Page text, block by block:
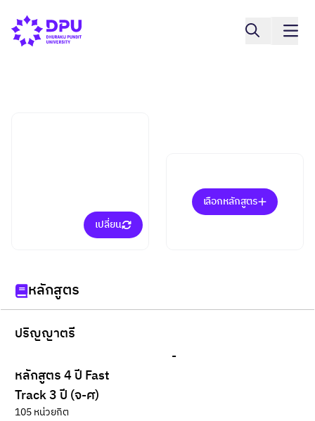
เปลี่ยน
เลือกหลักสูตร
หลักสูตร
ปริญญาตรี
หลักสูตร 4 ปี Fast
Track 3 ปี (จ-ศ)
105 หน่วยกิต
-